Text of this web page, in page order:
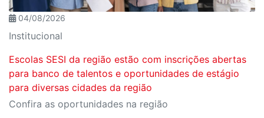
04/08/2026
Institucional
Escolas SESI da região estão com inscrições abertas
para banco de talentos e oportunidades de estágio
para diversas cidades da região
Confira as oportunidades na região